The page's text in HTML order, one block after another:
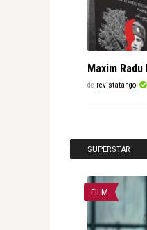
Maxim
de revistatango
SUPERSTAR
FILM